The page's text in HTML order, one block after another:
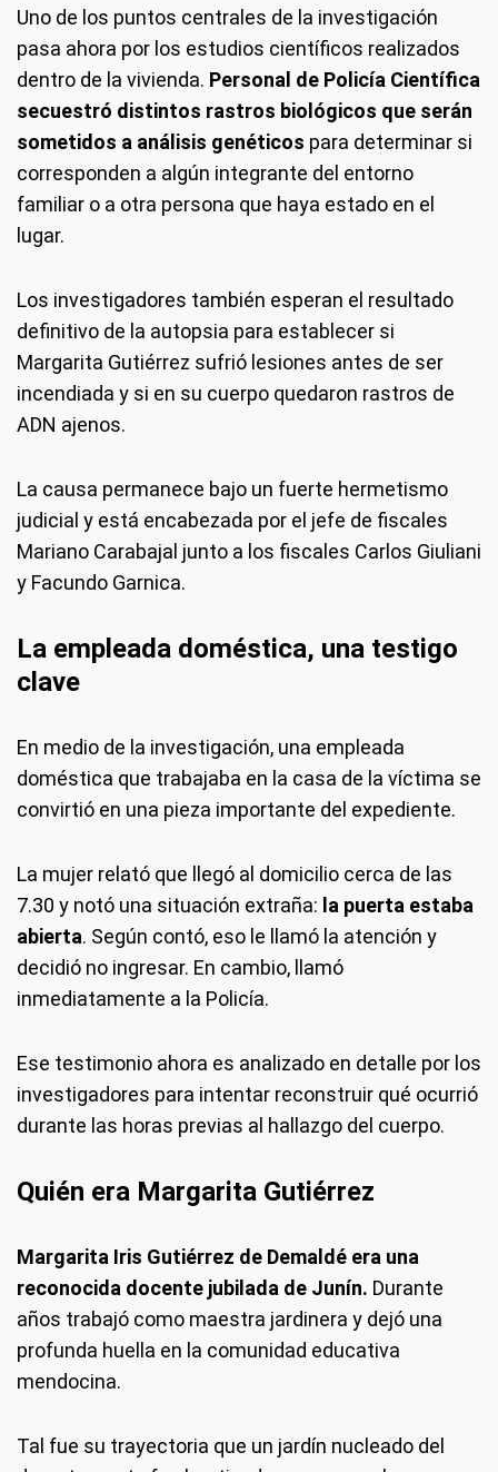
Uno de los puntos centrales de la investigación
pasa ahora por los estudios científicos realizados
dentro de la vivienda. Personal de Policía Científica
secuestró distintos rastros biológicos que serán
sometidos a análisis genéticos para determinar si
corresponden a algún integrante del entorno
familiar o a otra persona que haya estado en el
lugar.
Los investigadores también esperan el resultado
definitivo de la autopsia para establecer si
Margarita Gutiérrez sufrió lesiones antes de ser
incendiada y si en su cuerpo quedaron rastros de
ADN ajenos.
La causa permanece bajo un fuerte hermetismo
judicial y está encabezada por el jefe de fiscales
Mariano Carabajal junto a los fiscales Carlos Giuliani
y Facundo Garnica.
La empleada doméstica, una testigo
clave
En medio de la investigación, una empleada
doméstica que trabajaba en la casa de la víctima se
convirtió en una pieza importante del expediente.
La mujer relató que llegó al domicilio cerca de las
7.30 y notó una situación extraña: la puerta estaba
abierta. Según contó, eso le llamó la atención y
decidió no ingresar. En cambio, llamó
inmediatamente a la Policía.
Ese testimonio ahora es analizado en detalle por los
investigadores para intentar reconstruir qué ocurrió
durante las horas previas al hallazgo del cuerpo.
Quién era Margarita Gutiérrez
Margarita Iris Gutiérrez de Demaldé era una
reconocida docente jubilada de Junín. Durante
años trabajó como maestra jardinera y dejó una
profunda huella en la comunidad educativa
mendocina.
Tal fue su trayectoria que un jardín nucleado del